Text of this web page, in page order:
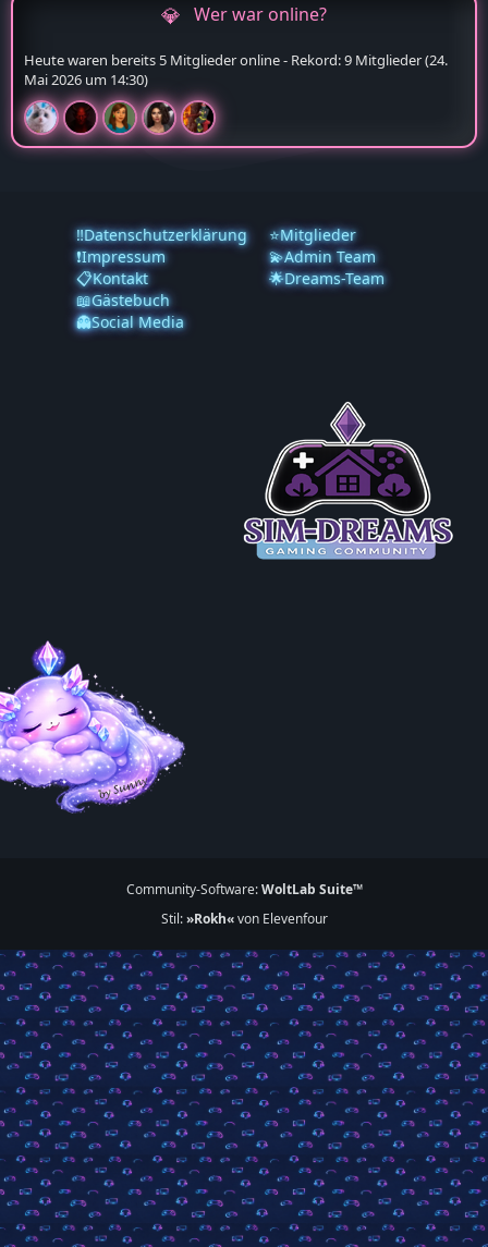
Wer war online?
Heute waren bereits 5 Mitglieder online - Rekord: 9 Mitglieder (24.
Mai 2026 um 14:30)
‼️Datenschutzerklärung
❗️Impressum
📋Kontakt
📖Gästebuch
👻Social Media
⭐Mitglieder
💫Admin Team
🌟Dreams-Team
Community-Software:WoltLab Suite™
Stil:»Rokh«von Elevenfour